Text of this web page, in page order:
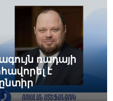
ռադայի
է